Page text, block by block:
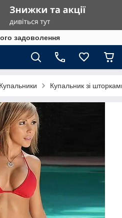
задоволення
Купальники Купальник зі